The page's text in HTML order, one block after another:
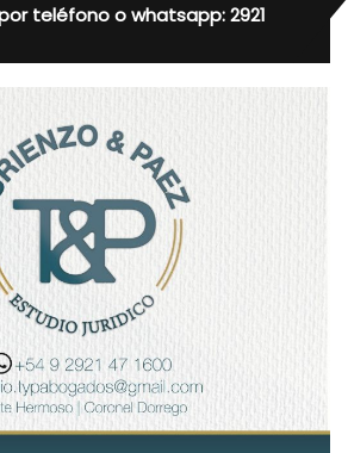
teléfono o whatsapp: 2921